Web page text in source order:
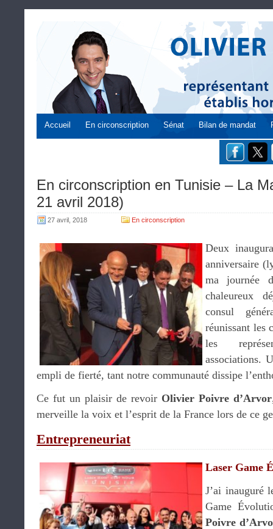
Accueil En circonscription Sénat Bilan de mandat
En circonscription en Tunisie – La
21 avril 2018)
27 avril, 2018 En circonscription
Deux
anniversaire
ma journée
chaleureux
consul
réunissant les
les
associations.
empli de fierté, tant notre communauté dissipe
Ce fut un plaisir de revoir Olivier Poivre d’Arvor
merveille la voix et l’esprit de la France lors de ce
Entrepreneuriat
Laser Game
J’ai inauguré
Game
Poivre